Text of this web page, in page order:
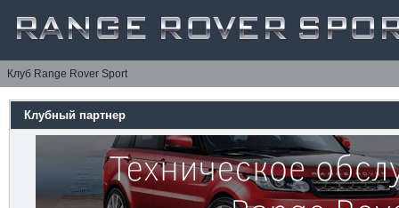
Клуб Range Rover Sport
Клубный партнер